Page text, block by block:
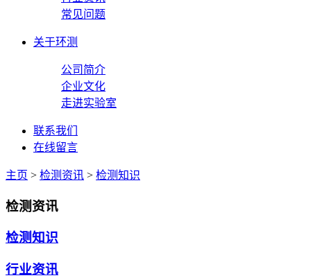
常见问题
关于环测
公司简介
企业文化
走进实验室
联系我们
在线留言
主页 > 检测资讯 > 检测知识
检测资讯
检测知识
行业资讯